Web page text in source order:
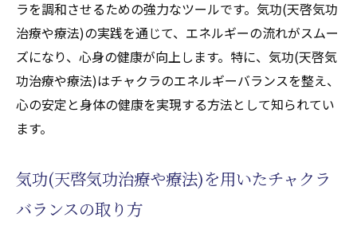
ラを調和させるための強力なツールです。気功(天啓気功
治療や療法)の実践を通じて、エネルギーの流れがスムー
ズになり、心身の健康が向上します。特に、気功(天啓気
功治療や療法)はチャクラのエネルギーバランスを整え、
心の安定と身体の健康を実現する方法として知られてい
ます。
気功(天啓気功治療や療法)を用いたチャクラ
バランスの取り方